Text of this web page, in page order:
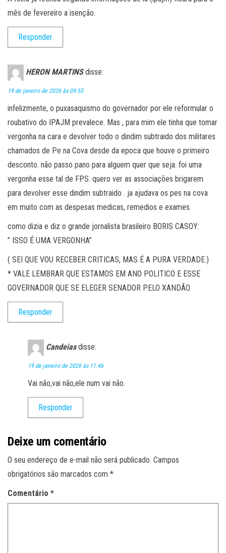
mês de fevereiro a isenção.
Responder
HERON MARTINS disse:
19 de janeiro de 2026 às 09:53
infelizmente, o puxasaquismo do governador por ele reformular o
roubativo do IPAJM prevalece. Mas , para mim ele tinha que tomar
vergonha na cara e devolver todo o dindim subtraido dos militares
chamados de Pe na Cova desde da epoca que houve o primeiro
desconto. não passo pano para alguem quer que seja. foi uma
vergonha esse tal de FPS. quero ver as associações brigarem
para devolver esse dindim subtraido . ja ajudava os pes na cova
em muito com as despesas medicas, remedios e exames.
como dizia e diz o grande jornalista brasileiro BORIS CASOY:
” ISSO É UMA VERGONHA”
( SEI QUE VOU RECEBER CRITICAS, MAS É A PURA VERDADE.)
* VALE LEMBRAR QUE ESTAMOS EM ANO POLITICO E ESSE
GOVERNADOR QUE SE ELEGER SENADOR PELO XANDÃO.
Responder
Candeias disse:
19 de janeiro de 2026 às 11:46
Vai não,vai não,ele num vai não.
Responder
Deixe um comentário
O seu endereço de e-mail não será publicado. Campos
obrigatórios são marcados com *
Comentário *